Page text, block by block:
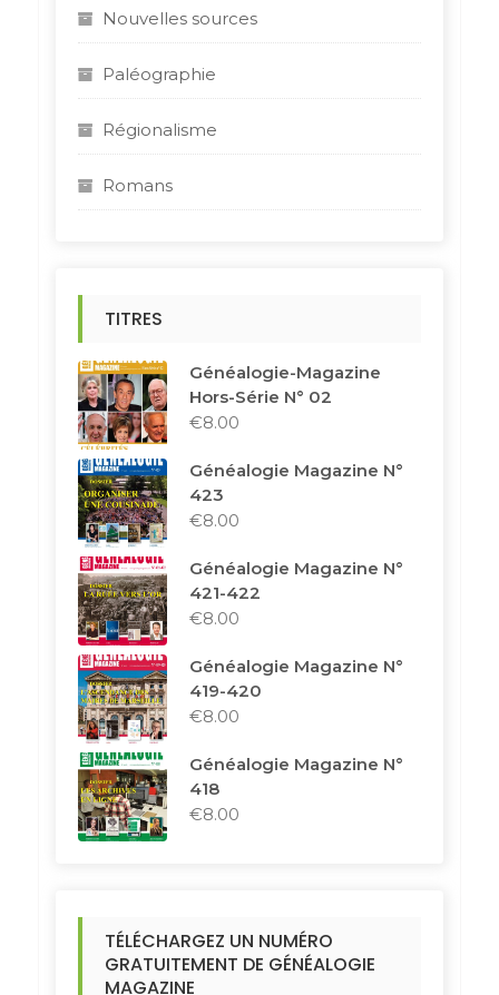
Nouvelles sources
Paléographie
Régionalisme
Romans
TITRES
Généalogie-Magazine
Hors-Série N° 02
€8.00
Généalogie Magazine N°
423
€8.00
Généalogie Magazine N°
421-422
€8.00
Généalogie Magazine N°
419-420
€8.00
Généalogie Magazine N°
418
€8.00
TÉLÉCHARGEZ UN NUMÉRO
GRATUITEMENT DE GÉNÉALOGIE
MAGAZINE